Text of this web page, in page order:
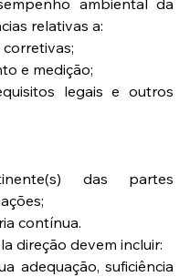
relativas a:
e medição;
legais e outros
das partes
contínua.
direção devem incluir:
adequação, suficiência